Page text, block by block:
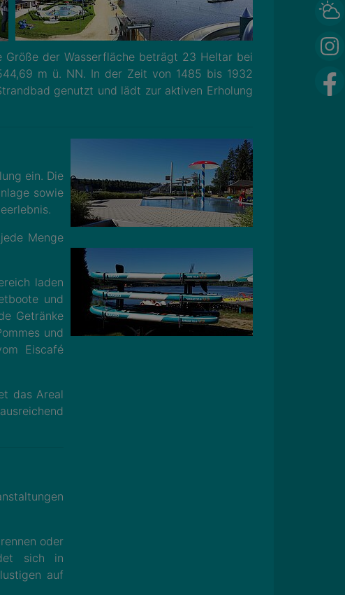
Größe der Wasserfläche beträgt 23 Heltar bei
m ü. NN. In der Zeit von 1485 bis 1932
genutzt und lädt zur aktiven Erholung
ein. Die
sowie
Menge
laden
und
Getränke
und
Eiscafé
das Areal
oder
sich in
auf